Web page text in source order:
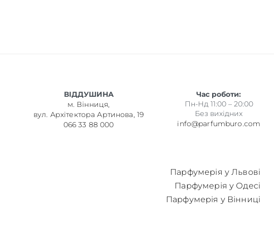
ВІДДУШИНА
м. Вінниця,
вул. Архітектора Артинова, 19
066 33 88 000
Час роботи:
Пн-Нд 11:00 – 20:00
Без вихідних
info@parfumburo.com
Парфумерія у Львові
Парфумерія у Одесі
Парфумерія у Вінниці